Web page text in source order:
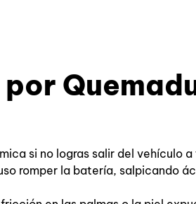
si no logras salir del vehículo
romper la batería, salpicando